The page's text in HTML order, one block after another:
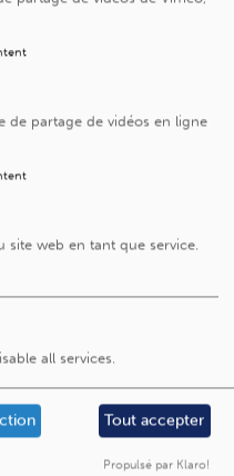
Saint-Luc
de partage de vidéos en ligne
site web en tant que service.
all services.
Tout accepter
Propulsé par Klaro!